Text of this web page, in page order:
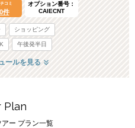
コミ
0件
オプション番号：
CAIECNT
ショッピング
午後発半日
ールを見る
Plan
ー プラン一覧